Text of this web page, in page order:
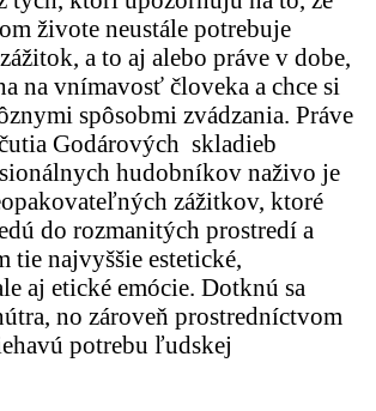
živote neustále potrebuje
a to aj alebo práve v dobe,
na vnímavosť človeka a chce si
spôsobmi zvádzania. Práve
Godárových skladieb
hudobníkov naživo je
zážitkov, ktoré
do rozmanitých prostredí a
tie najvyššie estetické,
aj etické emócie. Dotknú sa
no zároveň prostredníctvom
potrebu ľudskej